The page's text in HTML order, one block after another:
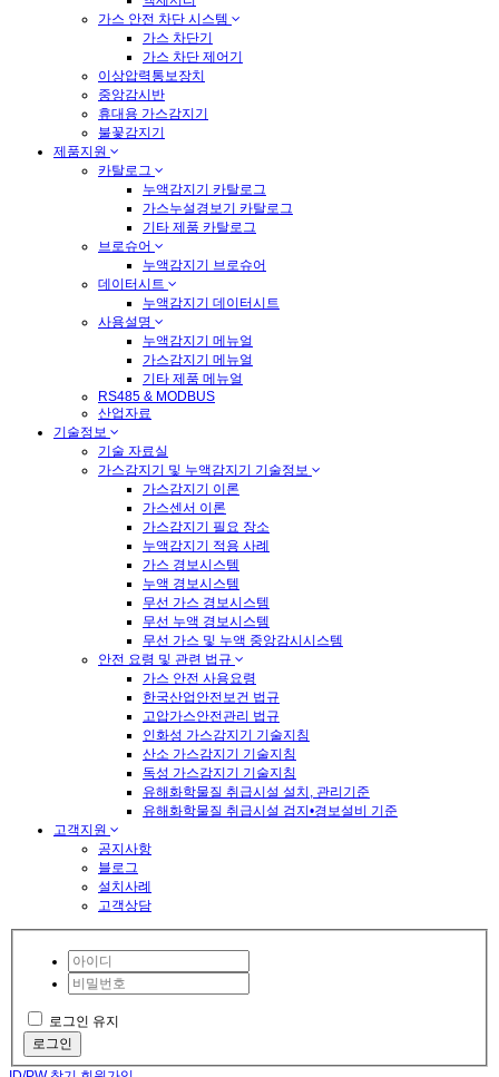
가스 안전 차단 시스템
가스 차단기
가스 차단 제어기
이상압력통보장치
중앙감시반
휴대용 가스감지기
불꽃감지기
제품지원
카탈로그
누액감지기 카탈로그
가스누설경보기 카탈로그
기타 제품 카탈로그
브로슈어
누액감지기 브로슈어
데이터시트
누액감지기 데이터시트
사용설명
누액감지기 메뉴얼
가스감지기 메뉴얼
기타 제품 메뉴얼
RS485 & MODBUS
산업자료
기술정보
기술 자료실
가스감지기 및 누액감지기 기술정보
가스감지기 이론
가스센서 이론
가스감지기 필요 장소
누액감지기 적용 사례
가스 경보시스템
누액 경보시스템
무선 가스 경보시스템
무선 누액 경보시스템
무선 가스 및 누액 중앙감시시스템
안전 요령 및 관련 법규
가스 안전 사용요령
한국산업안전보건 법규
고압가스안전관리 법규
인화성 가스감지기 기술지침
산소 가스감지기 기술지침
독성 가스감지기 기술지침
유해화학물질 취급시설 설치, 관리기준
유해화학물질 취급시설 검지•경보설비 기준
고객지원
공지사항
블로그
설치사례
고객상담
로그인 유지
로그인